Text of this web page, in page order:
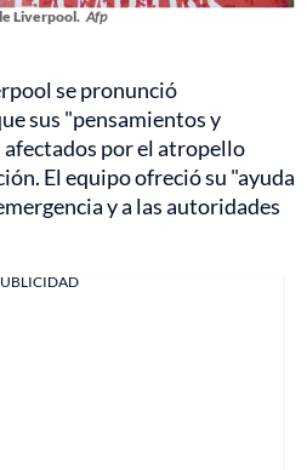
Liverpool. Afp
se pronunció
sus "pensamientos y
por el atropello
El equipo ofreció su "ayuda
y a las autoridades